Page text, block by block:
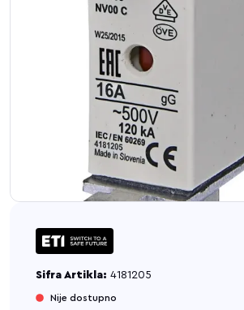
Sifra Artikla: 4181205
Nije dostupno